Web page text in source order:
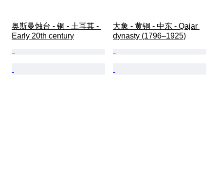
奥斯曼烛台 - 铜 - 土耳其 -
Early 20th century
大象 - 黄铜 - 中东 - Qajar
dynasty (1796–1925)